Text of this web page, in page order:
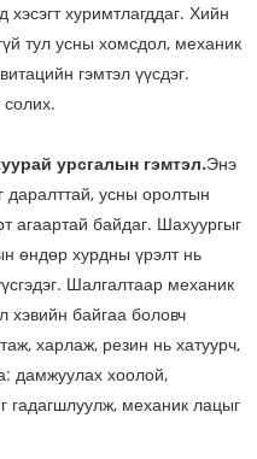
хуримтлагддаг. Хийн
тул усны хомсдол, механик
гэмтэл үүсдэг.
урсгалын гэмтэл.Энэ
даралттай, усны оролтын
агаартай байдаг. Шахуургыг
өндөр хурдны үрэлт нь
Шалгалтаар механик
байгаа боловч
харлаж, резин нь хатуурч,
дамжуулах хоолой,
гадагшлуулж, механик лацыг